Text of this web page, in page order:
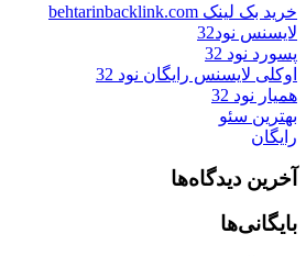
خرید بک لینک behtarinbacklink.com
لایسنس نود32
پسورد نود 32
اوکلی لایسنس رایگان نود 32
همیار نود 32
بهترین سئو
رایگان
آخرین دیدگاه‌ها
بایگانی‌ها